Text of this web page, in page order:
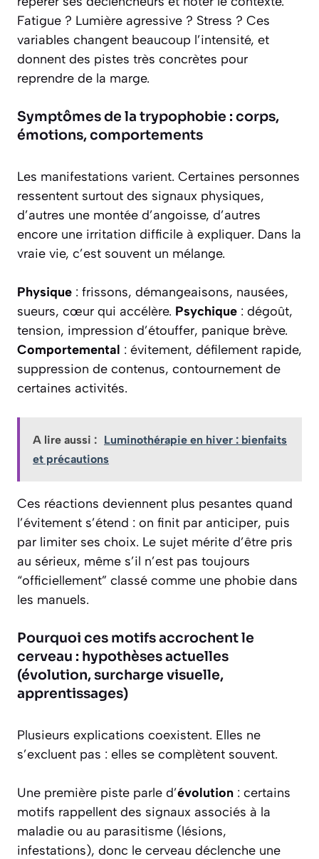
Fatigue ? Lumière agressive ? Stress ? Ces
variables changent beaucoup l’intensité, et
donnent des pistes très concrètes pour
reprendre de la marge.
Symptômes de la trypophobie : corps,
émotions, comportements
Les manifestations varient. Certaines personnes
ressentent surtout des signaux physiques,
d’autres une montée d’angoisse, d’autres
encore une irritation difficile à expliquer. Dans la
vraie vie, c’est souvent un mélange.
Physique : frissons, démangeaisons, nausées,
sueurs, cœur qui accélère. Psychique : dégoût,
tension, impression d’étouffer, panique brève.
Comportemental : évitement, défilement rapide,
suppression de contenus, contournement de
certaines activités.
A lire aussi : Luminothérapie en hiver : bienfaits
et précautions
Ces réactions deviennent plus pesantes quand
l’évitement s’étend : on finit par anticiper, puis
par limiter ses choix. Le sujet mérite d’être pris
au sérieux, même s’il n’est pas toujours
“officiellement” classé comme une phobie dans
les manuels.
Pourquoi ces motifs accrochent le
cerveau : hypothèses actuelles
(évolution, surcharge visuelle,
apprentissages)
Plusieurs explications coexistent. Elles ne
s’excluent pas : elles se complètent souvent.
Une première piste parle d’évolution : certains
motifs rappellent des signaux associés à la
maladie ou au parasitisme (lésions,
infestations), donc le cerveau déclenche une